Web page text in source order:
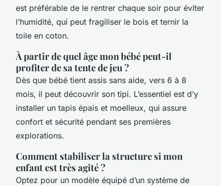
est préférable de le rentrer chaque soir pour éviter
l’humidité, qui peut fragiliser le bois et ternir la
toile en coton.
À partir de quel âge mon bébé peut-il
profiter de sa tente de jeu ?
Dès que bébé tient assis sans aide, vers 6 à 8
mois, il peut découvrir son tipi. L’essentiel est d’y
installer un tapis épais et moelleux, qui assure
confort et sécurité pendant ses premières
explorations.
Comment stabiliser la structure si mon
enfant est très agité ?
Optez pour un modèle équipé d’un système de